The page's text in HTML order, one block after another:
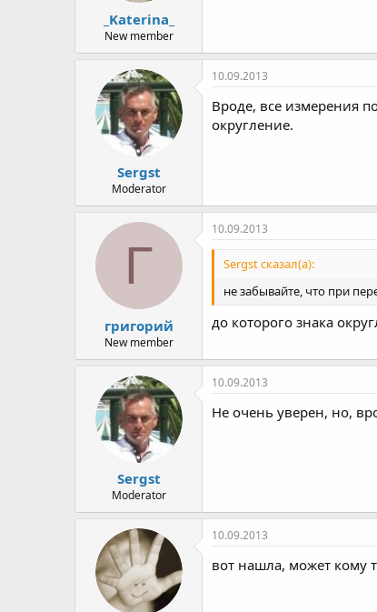
_Katerina_
New member
Sergst
Moderator
10.09.2013
Вроде, все измерения
округление.
Г
григорий
New member
10.09.2013
Sergst сказал(а):
не забывайте, что при
до которого знака
Sergst
Moderator
10.09.2013
Не очень уверен, но,
10.09.2013
вот нашла, может кому